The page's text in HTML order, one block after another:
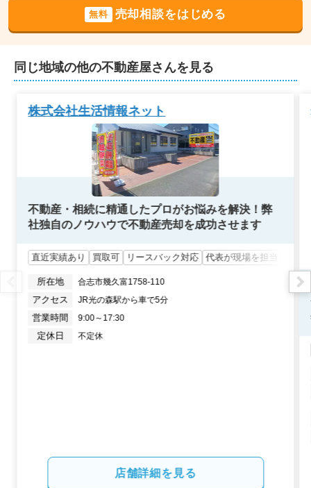
無料 売却相談をはじめる
同じ地域の他の不動産屋さんを見る
株式会社生活情報ネット
不動産・相続に精通したプロがお悩みを解決！弊
社独自のノウハウで不動産売却を成功させます
直近実績あり 買取可 リースバック対応 代表が現場を担当
所在地 合志市幾久富1758-110
アクセス JR光の森駅から車で5分
営業時間 9:00～17:30
定休日 不定休
店舗詳細を見る